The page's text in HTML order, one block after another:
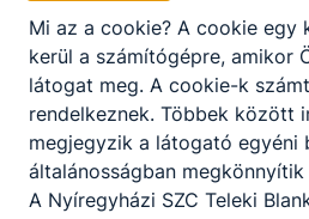
Mi az a cookie? A cookie egy
kerül a számítógépre, amikor
látogat meg. A cookie-k
rendelkeznek. Többek között
megjegyzik a látogató egyéni
általánosságban
A Nyíregyházi SZC Teleki